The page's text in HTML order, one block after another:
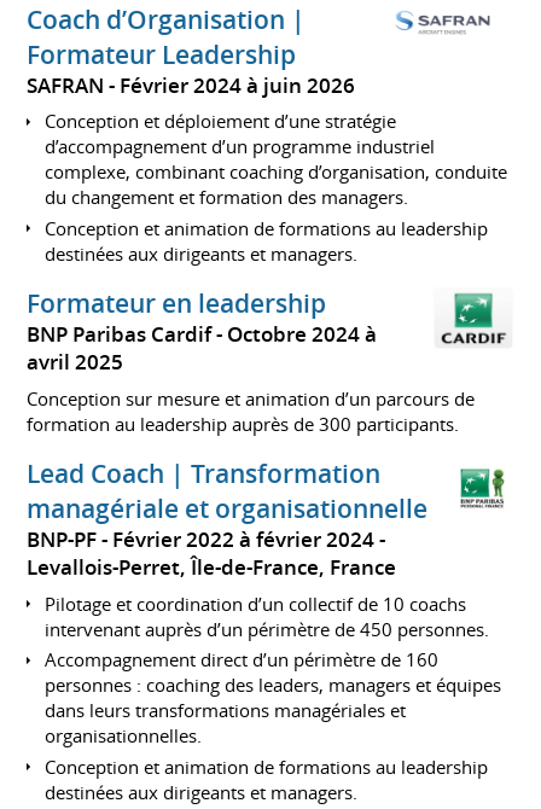
Coach d’Organisation |
Formateur Leadership
SAFRAN Février 2024 à juin 2026
Conception et déploiement d’une stratégie
d’accompagnement d’un programme industriel
complexe, combinant coaching d’organisation, conduite
du changement et formation des managers.
Conception et animation de formations au leadership
destinées aux dirigeants et managers.
Formateur en leadership
BNP Paribas Cardif
Octobre 2024 à
avril 2025
Conception sur mesure et animation d’un parcours de
formation au leadership auprès de 300 participants.
Lead Coach | Transformation
managériale et organisationnelle
BNP-PF
Février 2022 à février 2024
Levallois-Perret, Île-de-France, France
Pilotage et coordination d’un collectif de 10 coachs
intervenant auprès d’un périmètre de 450 personnes.
Accompagnement direct d’un périmètre de 160
personnes : coaching des leaders, managers et équipes
dans leurs transformations managériales et
organisationnelles.
Conception et animation de formations au leadership
destinées aux dirigeants et managers.